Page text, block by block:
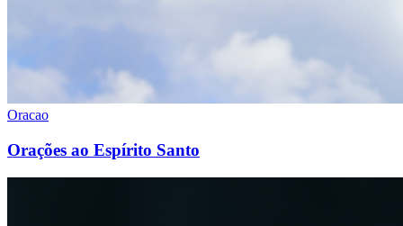
Oracao
Orações ao Espírito Santo